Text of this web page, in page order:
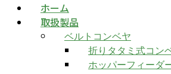
ホーム
取扱製品
ベルトコンベヤ
折りタタミ式コン
ホッパーフィーダ